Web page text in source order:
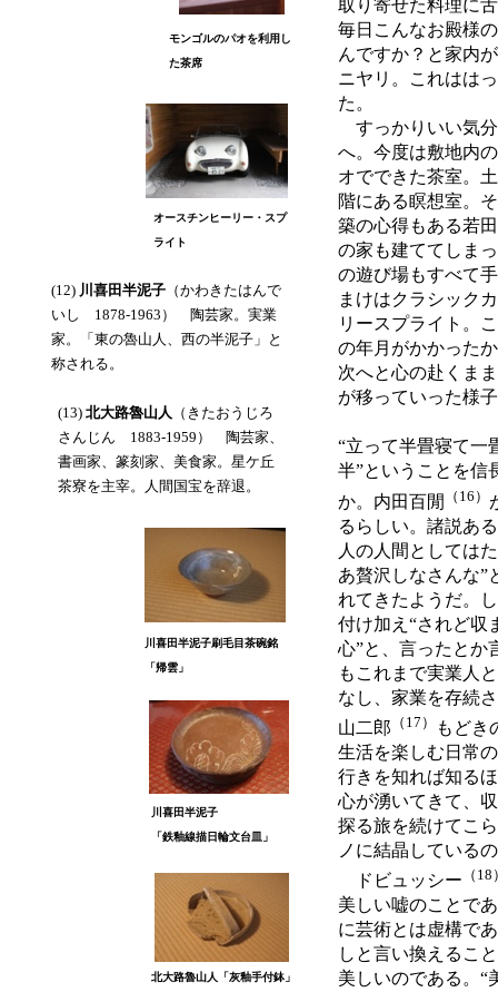
モンゴルのパオを利用し
た茶席
(12) 川喜田半泥子 （かわきたはんで
いし 1878-1963） 陶芸家。実業
家。「東の魯山人、西の半泥子」と
称される。
オースチンヒーリー・スプ
ライト
(13) 北大路魯山人 （きたおうじろ
さんじん 1883-1959） 陶芸家、
書画家、篆刻家、美食家。星ケ丘
茶寮を主宰。人間国宝を辞退。
北大路魯山人「灰釉手付鉢」
川喜田半泥子刷毛目茶碗銘
「帰雲」
川喜田半泥子
「鉄釉線描日輪文台皿」
取り寄せた料理に
毎日こんなお殿様
んですか？と家内
ニヤリ。これはは
た。
すっかりいい気
へ。今度は敷地内
オでできた茶室。
階にある瞑想室。
築の心得もある若
の家も建ててしま
の遊び場もすべて
まけはクラシック
リースプライト。
の年月がかかった
次へと心の赴くま
が移っていった様
“立って半畳寝て一
半”ということを信
か。内田百閒
（16）
るらしい。諸説あ
人の人間としては
あ贅沢しなさんな”
れてきたようだ。
付け加え“されど収
心”と、言ったとか
もこれまで実業人
なし、家業を存続
山二郎 （17）
もどき
生活を楽しむ日常
行きを知れば知る
心が湧いてきて、
探る旅を続けてこ
ノに結晶している
ドビュッシー （18
美しい嘘のことで
に芸術とは虚構で
しと言い換えるこ
美しいのである。“